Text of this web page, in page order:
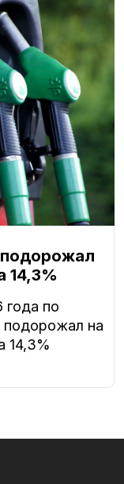
14,3%
года по
подорожал на
14,3%